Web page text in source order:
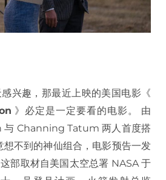
兴趣，那最近上映的美国电影《
》必定是一定要看的电影。 由
Channing Tatum 两人首度搭
想不到的神仙组合，电影预告一发
部取材自美国太空总署 NASA 于